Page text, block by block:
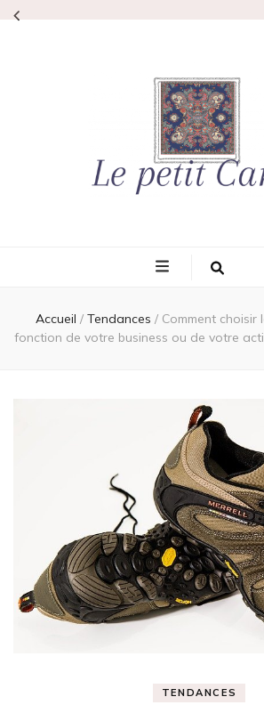
Accueil / Tendances / Comment choisir
fonction de votre business ou de votre
TENDANCES